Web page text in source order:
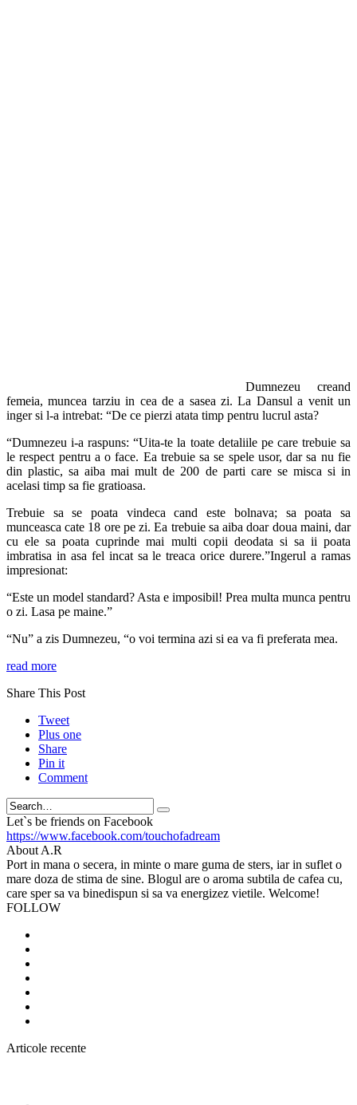
Dumnezeu creand
femeia, muncea tarziu in cea de a sasea zi. La Dansul a venit un
inger si l-a intrebat: “De ce pierzi atata timp pentru lucrul asta?
“Dumnezeu i-a raspuns: “Uita-te la toate detaliile pe care trebuie sa
le respect pentru a o face. Ea trebuie sa se spele usor, dar sa nu fie
din plastic, sa aiba mai mult de 200 de parti care se misca si in
acelasi timp sa fie gratioasa.
Trebuie sa se poata vindeca cand este bolnava; sa poata sa
munceasca cate 18 ore pe zi. Ea trebuie sa aiba doar doua maini, dar
cu ele sa poata cuprinde mai multi copii deodata si sa ii poata
imbratisa in asa fel incat sa le treaca orice durere.”Ingerul a ramas
impresionat:
“Este un model standard? Asta e imposibil! Prea multa munca pentru
o zi. Lasa pe maine.”
“Nu” a zis Dumnezeu, “o voi termina azi si ea va fi preferata mea.
read more
Share This Post
Tweet
Plus one
Share
Pin it
Comment
Search
Let`s be friends on Facebook
https://www.facebook.com/touchofadream
About A.R
Port in mana o secera, in minte o mare guma de sters, iar in suflet o
mare doza de stima de sine. Blogul are o aroma subtila de cafea cu,
care sper sa va binedispun si sa va energizez vietile. Welcome!
FOLLOW
Articole recente